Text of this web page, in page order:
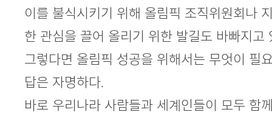
이를 불식시키기 위해 올림픽 조직위원회나
한 관심을 끌어 올리기 위한 발길도 바빠지고
그렇다면 올림픽 성공을 위해서는 무엇이 필
답은 자명하다.
바로 우리나라 사람들과 세계인들이 모두 함